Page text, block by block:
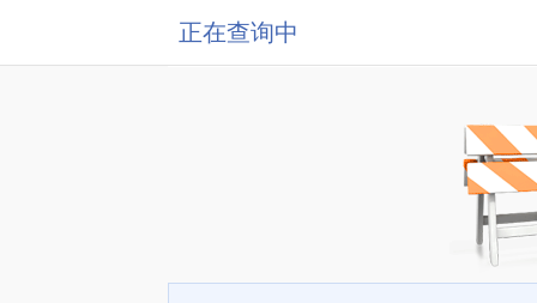
正在查询中